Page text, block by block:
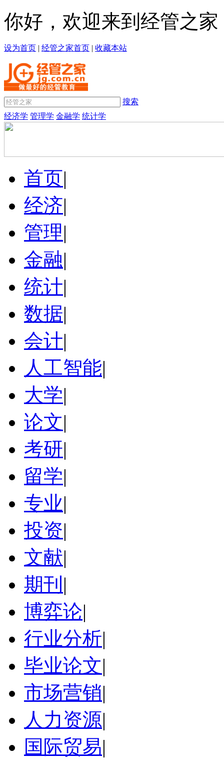
你好，欢迎来到经管之家
设为首页 | 经管之家首页 | 收藏本站
搜索
经济学 管理学 金融学 统计学
首页|
经济|
管理|
金融|
统计|
数据|
会计|
人工智能|
大学|
论文|
考研|
留学|
专业|
投资|
文献|
期刊 |
博弈论|
行业分析|
毕业论文|
市场营销|
人力资源|
国际贸易|